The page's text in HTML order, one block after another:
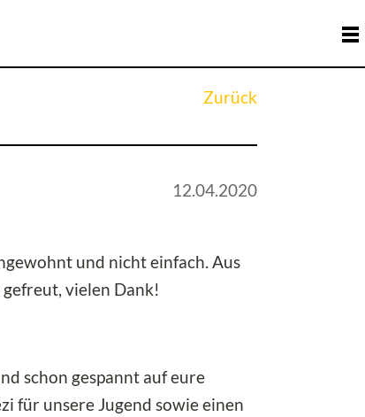
Zurück
12.04.2020
und nicht einfach. Aus
gefreut, vielen Dank!
schon gespannt auf eure
für unsere Jugend sowie einen